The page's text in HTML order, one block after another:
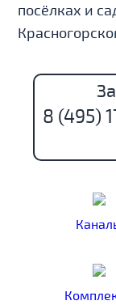
посёлках и
8 (495)